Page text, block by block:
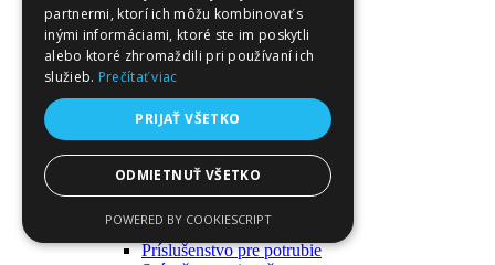
Domové zvončeky
Elektrické káble
Káble
Káblové navijáky
Monitory napájania
Nástenné dosky a rámy
Nástroje a ovládače
Podávače
Príruby
Príslušenstvo pre potrubie
partnermi, ktorí ich môžu kombinovať s
inými informáciami, ktoré ste im poskytli
alebo ktoré zhromaždili pri používaní ich
služieb. Prečítať viac
PRIJAŤ VŠETKO
ODMIETNUŤ VŠETKO
POWERED BY COOKIESCRIPT